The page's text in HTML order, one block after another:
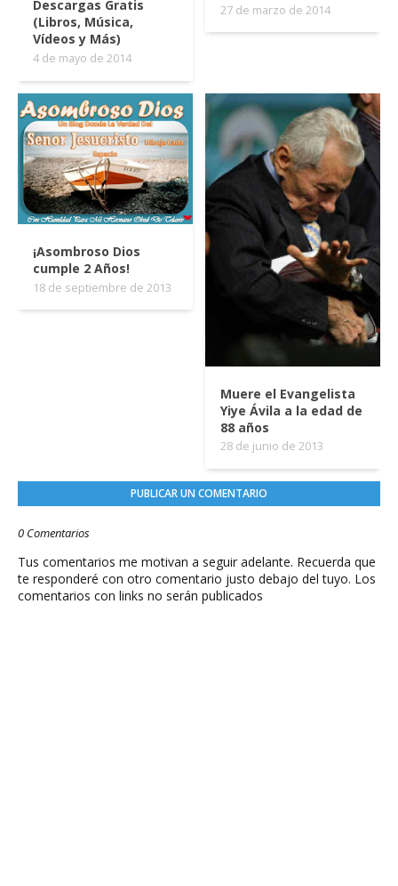
Descargas Gratis
(Libros, Música,
Vídeos y Más)
4 de mayo de 2014
27 de marzo de 2014
¡Asombroso Dios
cumple 2 Años!
18 de septiembre de 2013
Muere el Evangelista
Yiye Ávila a la edad de
88 años
28 de junio de 2013
PUBLICAR UN COMENTARIO
0 Comentarios
Tus comentarios me motivan a seguir adelante. Recuerda que
te responderé con otro comentario justo debajo del tuyo. Los
comentarios con links no serán publicados